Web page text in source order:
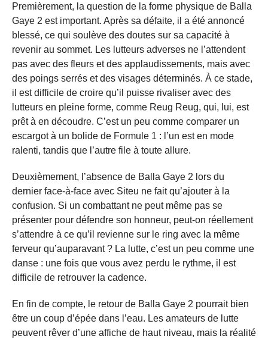
Premièrement, la question de la forme physique de Balla
Gaye 2 est important. Après sa défaite, il a été annoncé
blessé, ce qui soulève des doutes sur sa capacité à
revenir au sommet. Les lutteurs adverses ne l’attendent
pas avec des fleurs et des applaudissements, mais avec
des poings serrés et des visages déterminés. À ce stade,
il est difficile de croire qu’il puisse rivaliser avec des
lutteurs en pleine forme, comme Reug Reug, qui, lui, est
prêt à en découdre. C’est un peu comme comparer un
escargot à un bolide de Formule 1 : l’un est en mode
ralenti, tandis que l’autre file à toute allure.
Deuxièmement, l’absence de Balla Gaye 2 lors du
dernier face-à-face avec Siteu ne fait qu’ajouter à la
confusion. Si un combattant ne peut même pas se
présenter pour défendre son honneur, peut-on réellement
s’attendre à ce qu’il revienne sur le ring avec la même
ferveur qu’auparavant ? La lutte, c’est un peu comme une
danse : une fois que vous avez perdu le rythme, il est
difficile de retrouver la cadence.
En fin de compte, le retour de Balla Gaye 2 pourrait bien
être un coup d’épée dans l’eau. Les amateurs de lutte
peuvent rêver d’une affiche de haut niveau, mais la réalité